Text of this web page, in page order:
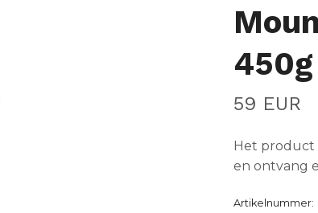
450g
59 EUR
Het product
en ontvang
Artikelnummer: